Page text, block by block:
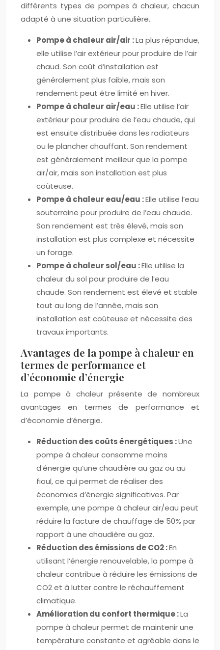
différents types de pompes à chaleur, chacun
adapté à une situation particulière.
Pompe à chaleur air/air :La plus répandue,
elle utilise l’air extérieur pour produire de l’air
chaud. Son coût d’installation est
généralement plus faible, mais son
rendement peut être limité en hiver.
Pompe à chaleur air/eau :Elle utilise l’air
extérieur pour produire de l’eau chaude, qui
est ensuite distribuée dans les radiateurs
ou le plancher chauffant. Son rendement
est généralement meilleur que la pompe
air/air, mais son installation est plus
coûteuse.
Pompe à chaleur eau/eau :Elle utilise l’eau
souterraine pour produire de l’eau chaude.
Son rendement est très élevé, mais son
installation est plus complexe et nécessite
un forage.
Pompe à chaleur sol/eau :Elle utilise la
chaleur du sol pour produire de l’eau
chaude. Son rendement est élevé et stable
tout au long de l’année, mais son
installation est coûteuse et nécessite des
travaux importants.
Avantages de la pompe à chaleur en
termes de performance et
d’économie d’énergie
La pompe à chaleur présente de nombreux
avantages en termes de performance et
d’économie d’énergie.
Réduction des coûts énergétiques :Une
pompe à chaleur consomme moins
d’énergie qu’une chaudière au gaz ou au
fioul, ce qui permet de réaliser des
économies d’énergie significatives. Par
exemple, une pompe à chaleur air/eau peut
réduire la facture de chauffage de 50% par
rapport à une chaudière au gaz.
Réduction des émissions de CO2 :En
utilisant l’énergie renouvelable, la pompe à
chaleur contribue à réduire les émissions de
CO2 et à lutter contre le réchauffement
climatique.
Amélioration du confort thermique :La
pompe à chaleur permet de maintenir une
température constante et agréable dans le